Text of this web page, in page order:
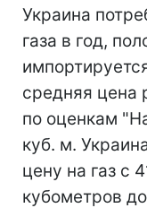
Украина
газа в год,
средняя цена
по оценкам
куб. м.
цену на газ с
кубометров